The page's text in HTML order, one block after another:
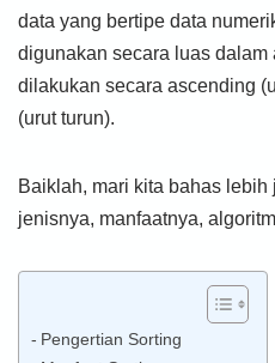
data yang bertipe data
digunakan secara luas
dilakukan secara ascending
(urut turun).
Baiklah, mari kita bahas
jenisnya, manfaatnya,
Pengertian Sorting